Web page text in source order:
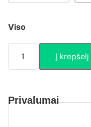
Viso
Į krepšelį
Privalumai